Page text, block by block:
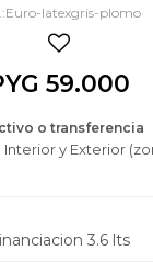
Euro-latexgris-plomo
59.000
o transferencia
Interior y Exterior
3.6 lts